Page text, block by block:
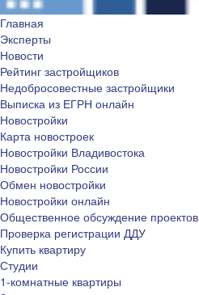
Главная
Эксперты
Новости
Рейтинг застройщиков
Недобросовестные застройщики
Выписка из ЕГРН онлайн
Новостройки
Карта новостроек
Новостройки Владивостока
Новостройки России
Обмен новостройки
Новостройки онлайн
Общественное обсуждение проектов
Проверка регистрации ДДУ
Купить квартиру
Студии
1-комнатные квартиры